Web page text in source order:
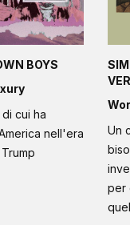
BOYS
di cui ha
nell'era
Un
per